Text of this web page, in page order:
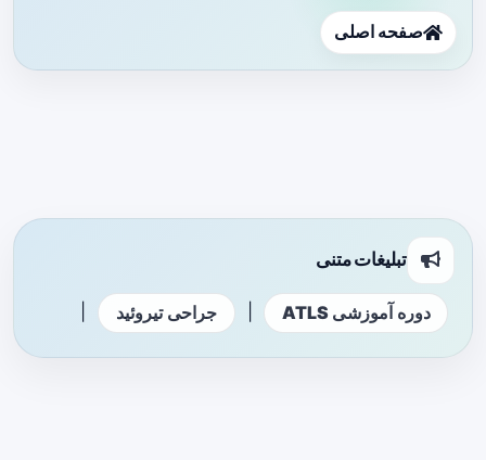
صفحه اصلی
تبلیغات متنی
دوره آموزشی ATLS جراحی تیروئید